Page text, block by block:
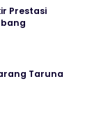
Prestasi
Taruna